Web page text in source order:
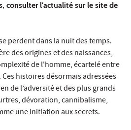
consulter l'actualité sur le site de
perdent dans la nuit des temps.
des origines et des naissances,
de l'homme, écartelé entre
histoires désormais adressées
de l’adversité et des plus grands
dévoration, cannibalisme,
une initiation aux secrets.